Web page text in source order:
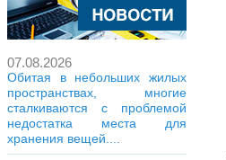
07.08.2026
Обитая в небольших жилых
пространствах, многие
сталкиваются с проблемой
недостатка места для
хранения вещей....